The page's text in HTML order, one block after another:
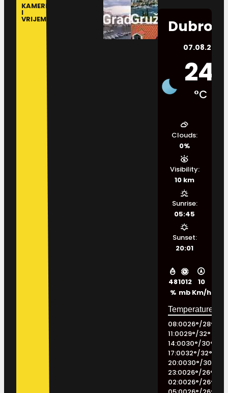
KAMERE
I
VRIJEME
07.08.2026.
24
°C
48
%
1012
mb
10
Km/h
Clouds:
0%
Visibility:
10 km
Sunrise:
05:45
Sunset:
20:01
08:0026°/28°
11:0029°/32°
14:0030°/30°
17:0032°/32°
20:0030°/30
23:0026°/26°
02:0026°/26°